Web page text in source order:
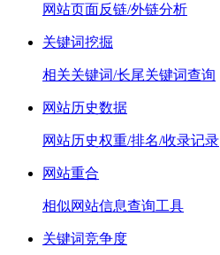
网站页面反链/外链分析
关键词挖掘
相关关键词/长尾关键词查询
网站历史数据
网站历史权重/排名/收录记录
网站重合
相似网站信息查询工具
关键词竞争度